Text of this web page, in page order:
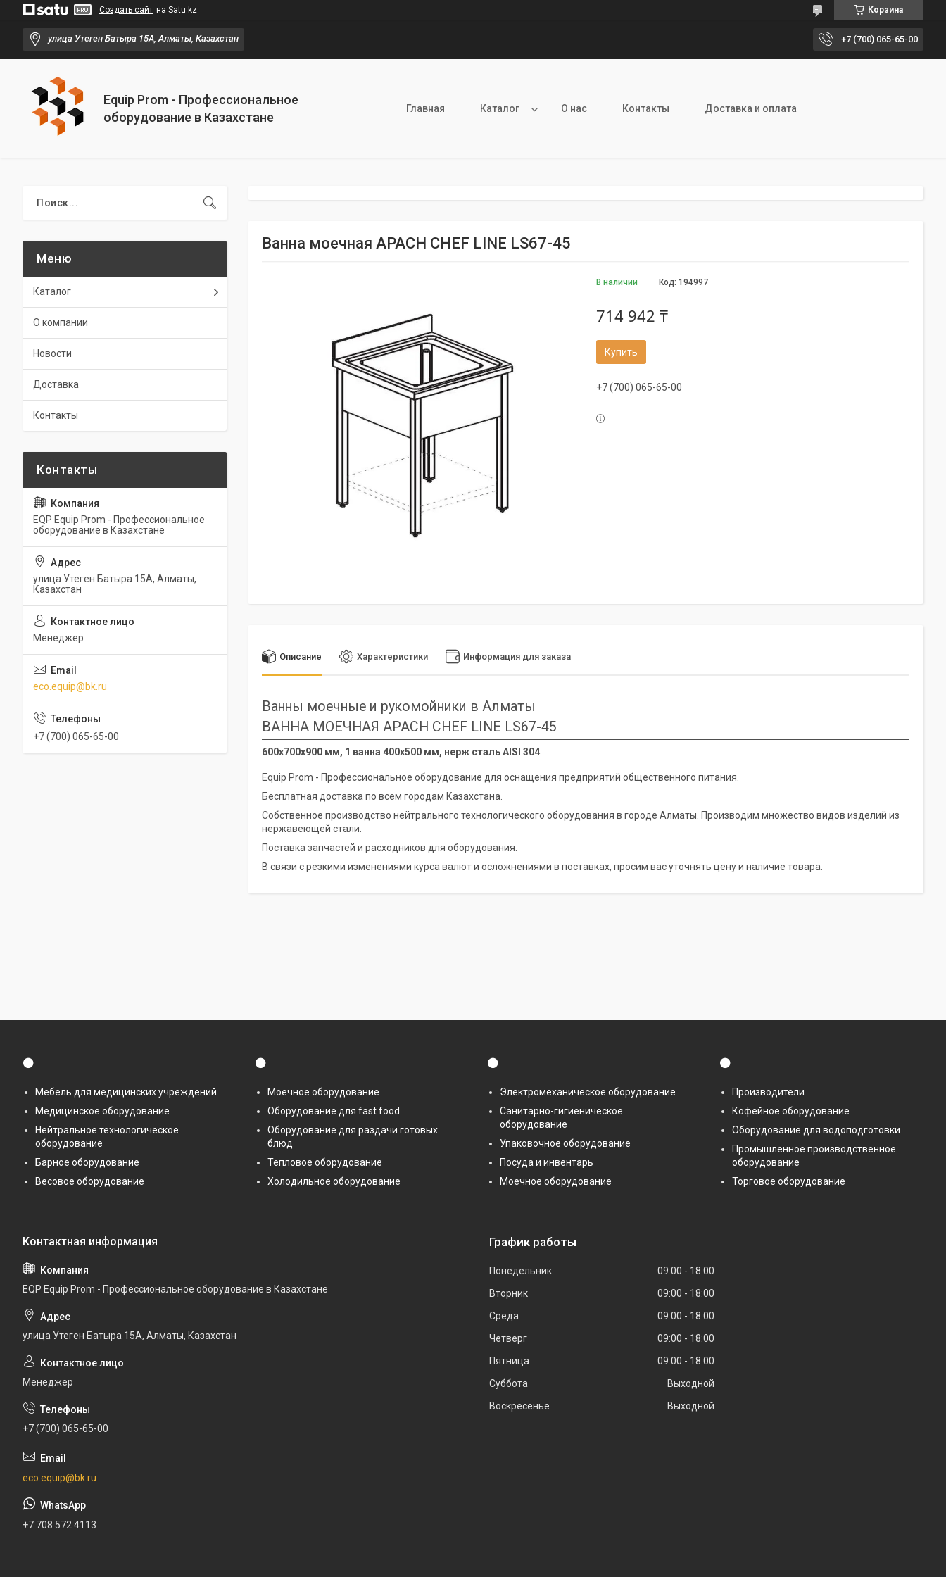
Создать сайт на Satu.kz Корзина
улица Утеген Батыра 15А, Алматы, Казахстан +7 (700) 065-65-00
Equip Prom - Профессиональное
оборудование в Казахстане
Главная Каталог О нас Контакты Доставка и оплата
Ванна моечная APACH CHEF LINE LS67-45
В наличии Код: 194997
714 942 ₸
Купить
+7 (700) 065-65-00
Описание Характеристики Информация для заказа
Ванны моечные и рукомойники в Алматы
ВАННА МОЕЧНАЯ APACH CHEF LINE LS67-45
600х700х900 мм, 1 ванна 400х500 мм, нерж сталь AISI 304
Equip Prom - Профессиональное оборудование для оснащения предприятий общественного питания.
Бесплатная доставка по всем городам Казахстана.
Собственное производство нейтрального технологического оборудования в городе Алматы. Производим множество видов изделий из
нержавеющей стали.
Поставка запчастей и расходников для оборудования.
В связи с резкими изменениями курса валют и осложнениями в поставках, просим вас уточнять цену и наличие товара.
Каталог
О компании
Новости
Доставка
Контакты
EQP Equip Prom - Профессиональное
оборудование в Казахстане
улица Утеген Батыра 15А, Алматы,
Казахстан
Менеджер
eco.equip@bk.ru
+7 (700) 065-65-00
⚫
Мебель для медицинских учреждений
Медицинское оборудование
Нейтральное технологическое
оборудование
Барное оборудование
Весовое оборудование
⚫
Моечное оборудование
Оборудование для fast food
Оборудование для раздачи готовых
блюд
Тепловое оборудование
Холодильное оборудование
⚫
Электромеханическое оборудование
Санитарно-гигиеническое
оборудование
Упаковочное оборудование
Посуда и инвентарь
Моечное оборудование
⚫
Производители
Кофейное оборудование
Оборудование для водоподготовки
Промышленное производственное
оборудование
Торговое оборудование
EQP Equip Prom - Профессиональное оборудование в Казахстане
улица Утеген Батыра 15А, Алматы, Казахстан
Менеджер
+7 (700) 065-65-00
eco.equip@bk.ru
+7 708 572 4113
График работы
Понедельник 09:00
18:00
Вторник
09:00
18:00
Среда
09:00
18:00
Четверг
09:00
18:00
Пятница
09:00
18:00
Суббота
Выходной
Воскресенье
Выходной